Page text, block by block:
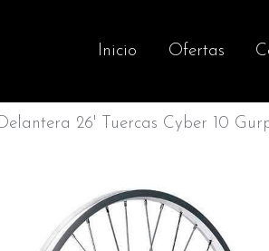
Inicio Ofertas
26' Tuercas Cyber 10